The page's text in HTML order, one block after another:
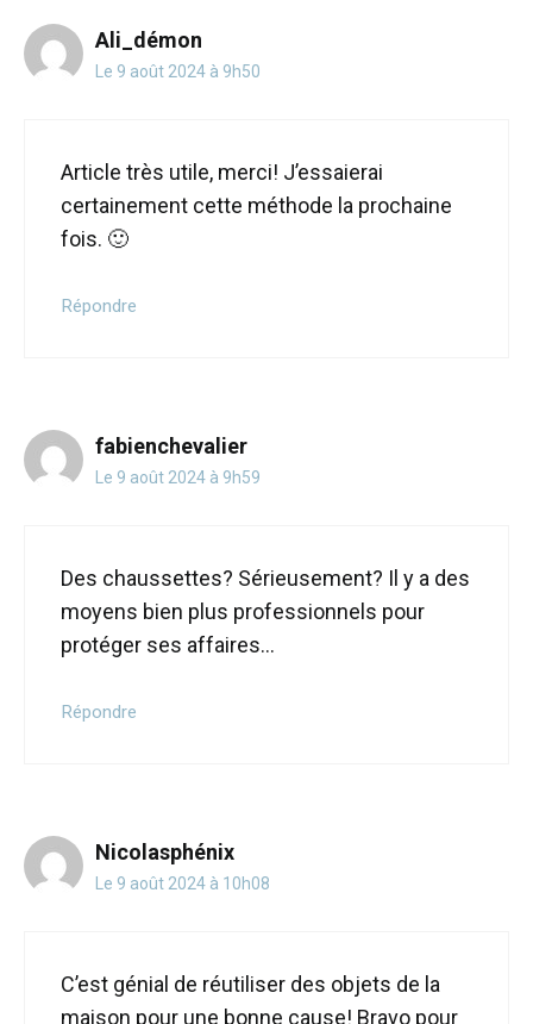
Ali_démon
Le 9 août 2024 à 9h50
Article très utile, merci! J’essaierai
certainement cette méthode la prochaine
fois. 🙂
Répondre
fabienchevalier
Le 9 août 2024 à 9h59
Des chaussettes? Sérieusement? Il y a des
moyens bien plus professionnels pour
protéger ses affaires…
Répondre
Nicolasphénix
Le 9 août 2024 à 10h08
C’est génial de réutiliser des objets de la
maison pour une bonne cause! Bravo pour